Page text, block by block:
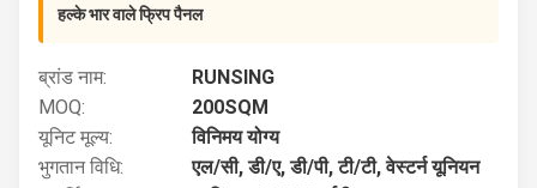
हल्के भार वाले फ्रिप पैनल
ब्रांड नाम:
RUNSING
MOQ:
200SQM
यूनिट मूल्य:
विनिमय योग्य
भुगतान विधि:
एल/सी, डी/ए, डी/पी, टी/टी, वेस्टर्न यूनियन